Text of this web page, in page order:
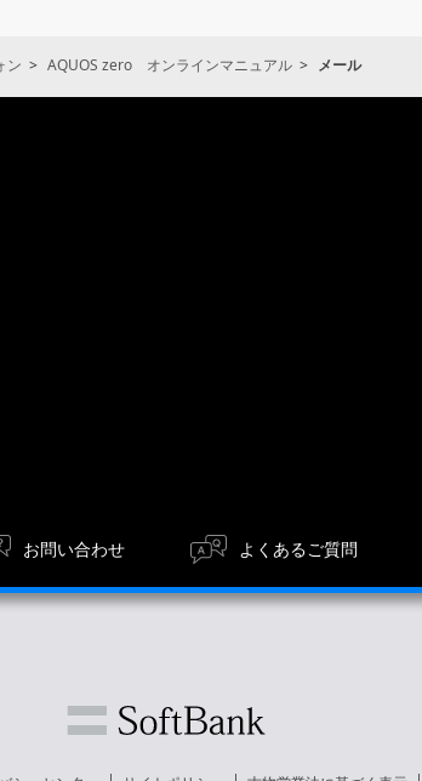
ン AQUOS zero オンラインマニュアル メール
お問い合わせ よくあるご質問